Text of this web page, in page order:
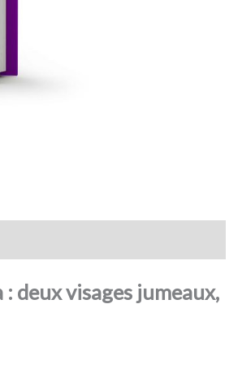
: deux visages jumeaux,